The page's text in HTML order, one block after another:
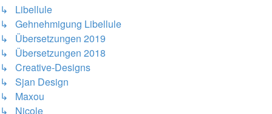
↳ Libellule
↳ Gehnehmigung Libellule
↳ Übersetzungen 2019
↳ Übersetzungen 2018
↳ Creative-Designs
↳ Sjan Design
↳ Maxou
↳ Nicole